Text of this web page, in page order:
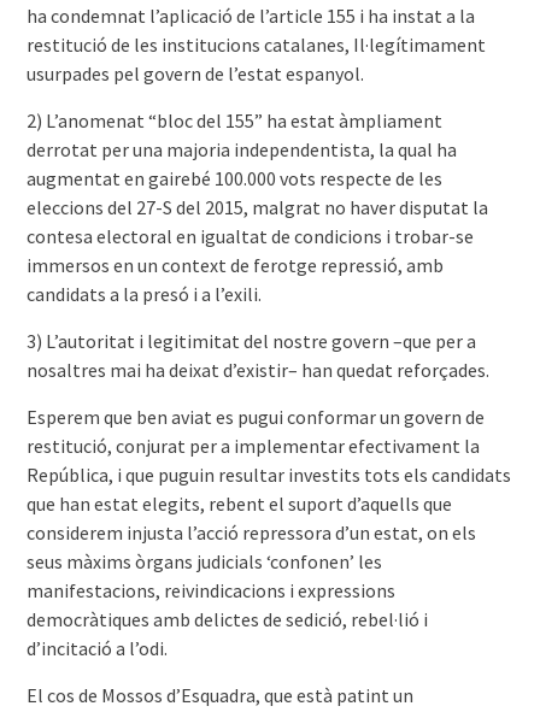
ha condemnat l’aplicació de l’article 155 i ha instat a la
restitució de les institucions catalanes, Il·legítimament
usurpades pel govern de l’estat espanyol.
2) L’anomenat “bloc del 155” ha estat àmpliament
derrotat per una majoria independentista, la qual ha
augmentat en gairebé 100.000 vots respecte de les
eleccions del 27-S del 2015, malgrat no haver disputat la
contesa electoral en igualtat de condicions i trobar-se
immersos en un context de ferotge repressió, amb
candidats a la presó i a l’exili.
3) L’autoritat i legitimitat del nostre govern –que per a
nosaltres mai ha deixat d’existir– han quedat reforçades.
Esperem que ben aviat es pugui conformar un govern de
restitució, conjurat per a implementar efectivament la
República, i que puguin resultar investits tots els candidats
que han estat elegits, rebent el suport d’aquells que
considerem injusta l’acció repressora d’un estat, on els
seus màxims òrgans judicials ‘confonen’ les
manifestacions, reivindicacions i expressions
democràtiques amb delictes de sedició, rebel·lió i
d’incitació a l’odi.
El cos de Mossos d’Esquadra, que està patint un